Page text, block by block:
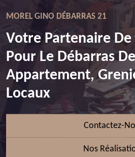
MOREL GINO DÉBARRAS 21
Votre Partenaire De
Pour Le Débarras
Appartement,
Locaux
Contactez-
Nos